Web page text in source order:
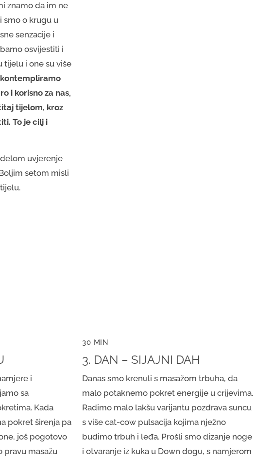
znamo da im ne
smo o krugu u
senzacije i
osvijestiti i
tijelu i one su više
i korisno za nas,
tijelom, kroz
To je cilj i
uvjerenje
setom misli
i
sa
Kada
pokret širenja pa
još pogotovo
pravu masažu
30 MIN
3. DAN – SIJAJNI DAH
Danas smo krenuli s masažom trbuha, da
malo potaknemo pokret energije u crijevima.
Radimo malo lakšu varijantu pozdrava suncu
s više cat-cow pulsacija kojima nježno
budimo trbuh i leđa. Prošli smo dizanje noge
i otvaranje iz kuka u Down dogu, s namjerom